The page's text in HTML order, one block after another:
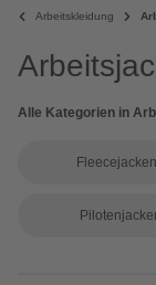
Arbeitskleidung
Alle Kategorien in
Fleecejacken